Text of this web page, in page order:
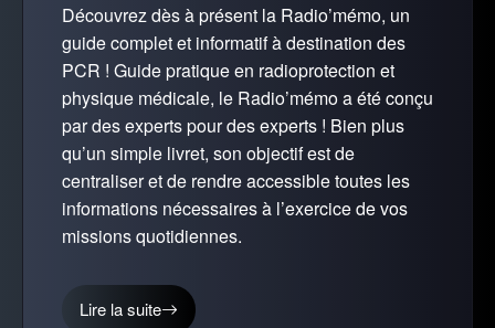
Découvrez dès à présent la Radio’mémo, un
guide complet et informatif à destination des
PCR ! Guide pratique en radioprotection et
physique médicale, le Radio’mémo a été conçu
par des experts pour des experts ! Bien plus
qu’un simple livret, son objectif est de
centraliser et de rendre accessible toutes les
informations nécessaires à l’exercice de vos
missions quotidiennes.
Lire la suite